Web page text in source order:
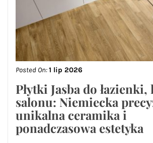
Posted On:1 lip 2026
Płytki Jasba do
salonu: Niemiecka
unikalna ceramika i
ponadczasowa estetyka